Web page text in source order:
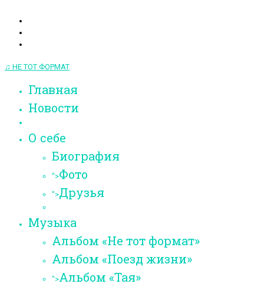
♫ НЕ ТОТ ФОРМАТ
Главная
Новости
О себе
Биография
">Фото
">Друзья
Музыка
Альбом «Не тот формат»
Альбом «Поезд жизни»
">Альбом «Тая»